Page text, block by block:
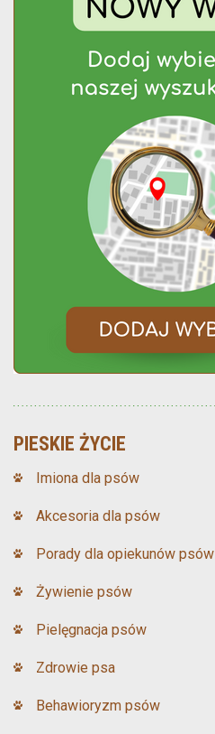
PIESKIE ŻYCIE
Imiona dla psów
Akcesoria dla psów
Porady dla opiekunów psów
Żywienie psów
Pielęgnacja psów
Zdrowie psa
Behawioryzm psów